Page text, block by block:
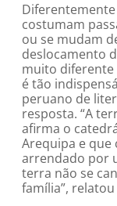
costumam
ou se mudam
deslocamento
muito diferente
é tão
peruano de
resposta. “A
afirma o
Arequipa e
arrendado por
terra não se
família”,